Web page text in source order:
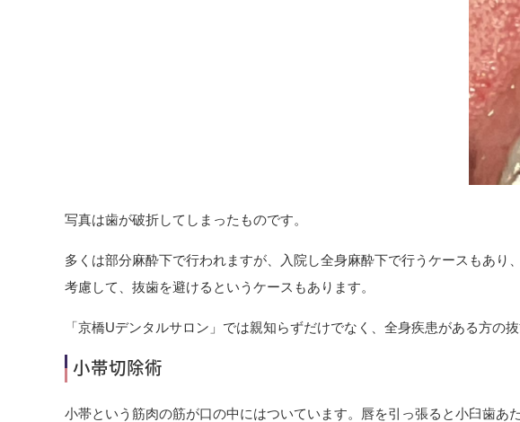
写真は歯が破折してしまったものです。
多くは部分麻酔下で行われますが、入院し全身麻酔下で行うケースもあ
考慮して、抜歯を避けるというケースもあります。
「京橋Uデンタルサロン」では親知らずだけでなく、全身疾患がある方の
小帯切除術
小帯という筋肉の筋が口の中にはついています。唇を引っ張ると小臼歯